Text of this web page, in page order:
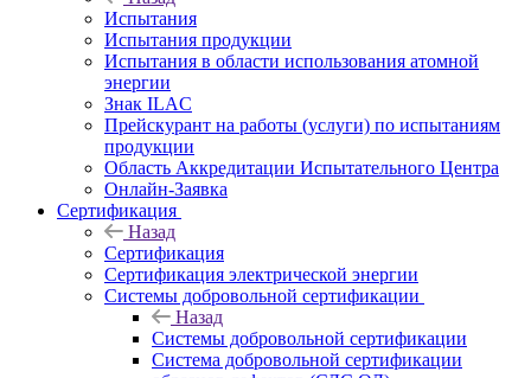
Испытания
Испытания продукции
Испытания в области использования атомной
энергии
Знак ILAC
Прейскурант на работы (услуги) по испытаниям
продукции
Область Аккредитации Испытательного Центра
Онлайн-Заявка
Сертификация
Назад
Сертификация
Сертификация электрической энергии
Системы добровольной сертификации
Назад
Системы добровольной сертификации
Система добровольной сертификации